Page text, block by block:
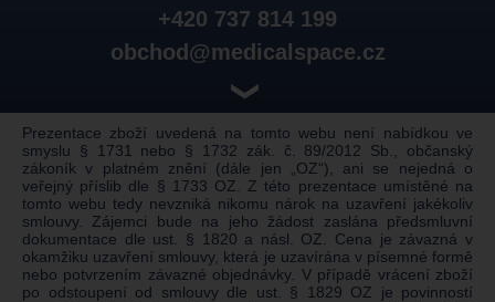
+420 737 814 199
obchod@medicalspace.cz
❯
Prezentace zboží uvedená na tomto webu není nabídkou ve
smyslu § 1731 nebo § 1732 zák. č. 89/2012 Sb., občanský
zákoník v platném znění (dále jen „OZ“), ani se nejedná o
veřejný příslib dle § 1733 OZ. Z této prezentace umístěné na
tomto webu tedy nevzniká nikomu nárok na uzavření jakékoliv
smlouvy. Zájemci bude na jeho žádost zaslána předsmluvní
dokumentace dle ust. § 1820 a násl. OZ. Cena je závazná v
okamžiku uzavření smlouvy, která je uzavírána v písemné formě
nebo potvrzením závazné objednávky. V případě vrácení zboží
po odstoupení od smlouvy dle ust. § 1829 OZ je povinností